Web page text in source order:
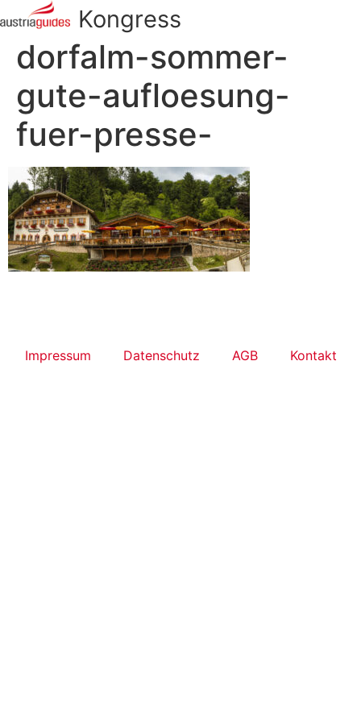
Kongress
dorfalm-sommer-
gute-aufloesung-
fuer-presse-
Impressum Datenschutz AGB Kontakt